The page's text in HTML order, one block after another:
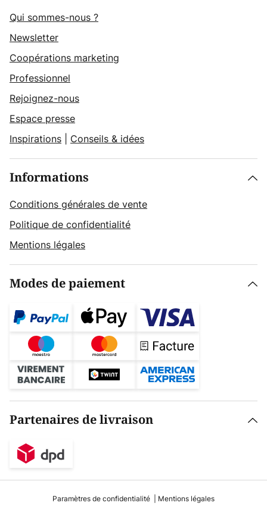
Qui sommes-nous ?
Newsletter
Coopérations marketing
Professionnel
Rejoignez-nous
Espace presse
Inspirations
Conseils & idées
Informations
Conditions générales de vente
Politique de confidentialité
Mentions légales
Modes de paiement
Partenaires de livraison
Paramètres de confidentialité Mentions légales